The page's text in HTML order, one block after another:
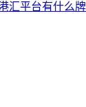
汇平台有什么牌